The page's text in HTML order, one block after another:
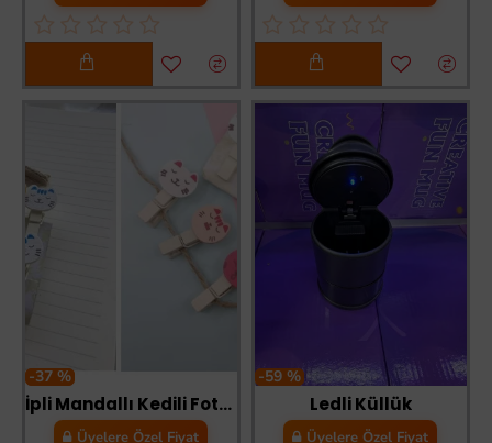
-37 %
İpli Mandallı Kedili Fotoğraf Albümü Kedi Kafası Şekilli Mandal
Üyelere Özel Fiyat
-59 %
Ledli Küllük
Üyelere Özel Fiyat